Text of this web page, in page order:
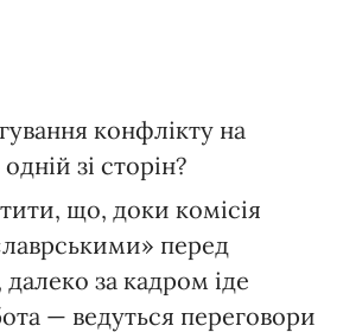
конфлікту на
зі сторін?
що, доки комісія
перед
за кадром іде
— ведуться переговори